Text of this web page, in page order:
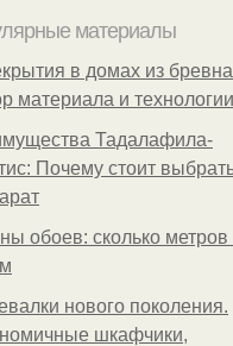
материалы
в домах из
материала и технологии
Тадалафила-
Почему стоит
обоев: сколько метров
нового поколения.
шкафчики,